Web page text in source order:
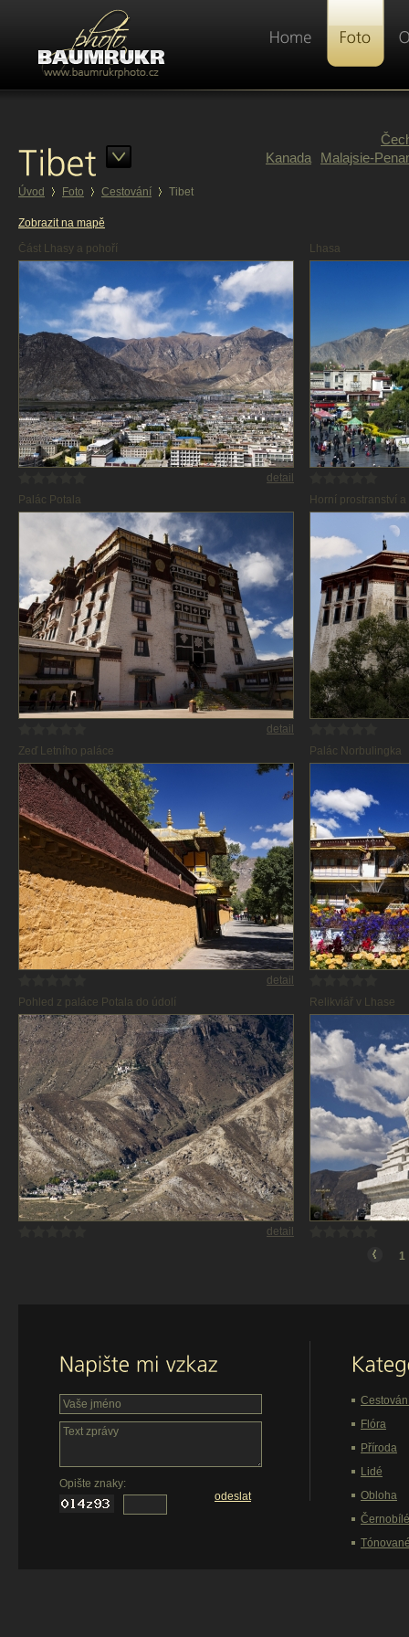
Úvod Foto Cestování Tibet
Kanada
Malajsie-
Zobrazit na mapě
Část Lhasy a pohoří
detail
Lhasa
Palác Potala
detail
Horní prostranství
výžšce přez
Zeď Letního paláce
detail
Palác Norbulingka
Pohled z paláce Potala do údolí
detail
Relikviář v Lhase
1
Opište znaky:
odeslat
Flóra
Příroda
Lidé
Obloha
Černobílé